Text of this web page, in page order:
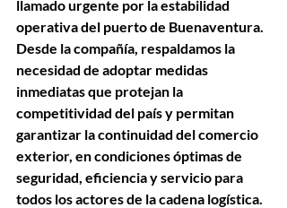
llamado urgente por la estabilidad
operativa del puerto de Buenaventura.
Desde la compañía, respaldamos la
necesidad de adoptar medidas
inmediatas que protejan la
competitividad del país y permitan
garantizar la continuidad del comercio
exterior, en condiciones óptimas de
seguridad, eficiencia y servicio para
todos los actores de la cadena logística.